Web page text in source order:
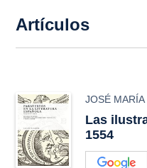
Artículos
JOSÉ
Las
1554